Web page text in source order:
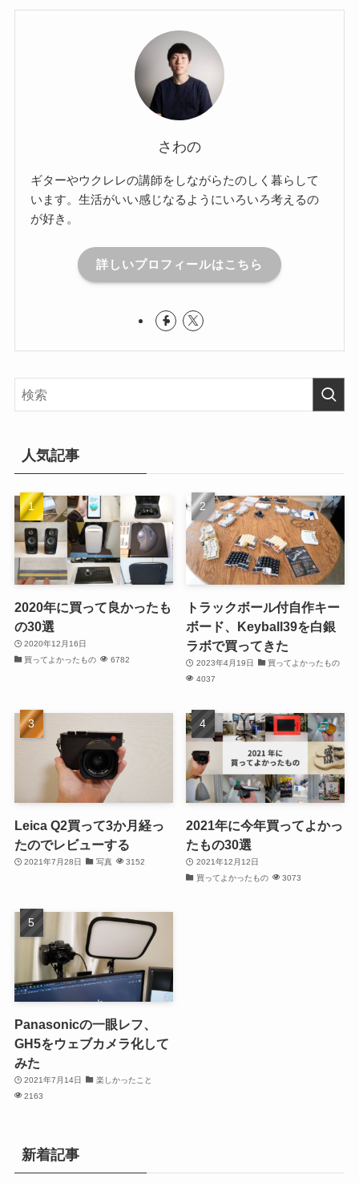
さわの
ギターやウクレレの講師をしながらたのしく暮らして
います。生活がいい感じなるようにいろいろ考えるの
が好き。
詳しいプロフィールはこちら
人気記事
2020年に買って良かったも
の30選
2020年12月16日
買ってよかったもの
6782
トラックボール付自作キー
ボード、Keyball39を白銀
ラボで買ってきた
2023年4月19日
買ってよかったもの
4037
Leica Q2買って3か月経っ
たのでレビューする
2021年7月28日 写真 3152
2021年に今年買ってよかっ
たもの30選
2021年12月12日
買ってよかったもの
3073
Panasonicの一眼レフ、
GH5をウェブカメラ化して
みた
2021年7月14日
楽しかったこと
2163
新着記事